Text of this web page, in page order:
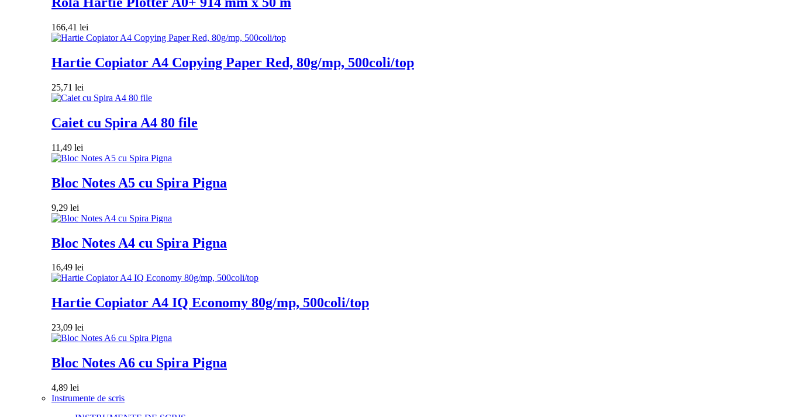
166,41 lei
Hartie Copiator A4 Copying Paper Red, 80g/mp, 500coli/top
25,71 lei
Caiet cu Spira A4 80 file
11,49 lei
Bloc Notes A5 cu Spira Pigna
9,29 lei
Bloc Notes A4 cu Spira Pigna
16,49 lei
Hartie Copiator A4 IQ Economy 80g/mp, 500coli/top
23,09 lei
Bloc Notes A6 cu Spira Pigna
4,89 lei
Instrumente de scris